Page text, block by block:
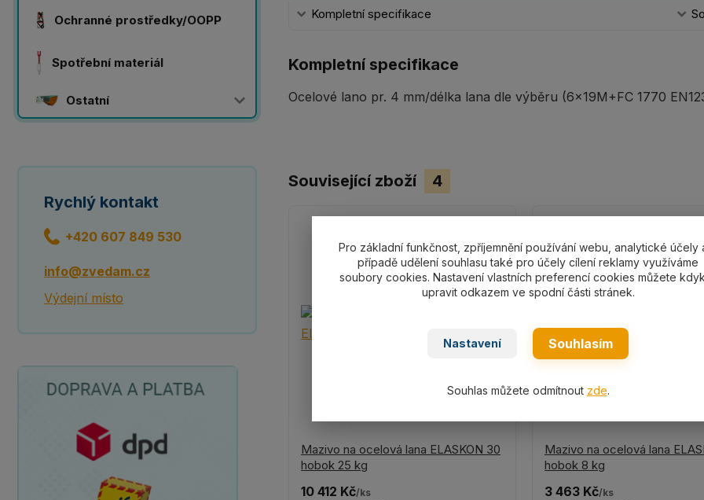
Ochranné prostředky/OOPP
Spotřební materiál
Ostatní
Rychlý kontakt
+420 607 849 530
info@zvedam.cz
Výdejní místo
Kompletní specifikace
Kompletní specifikace
Ocelové lano pr. 4 mm/délka lana dle výběru (6x19M+FC 1770
Související zboží 4
Mazivo na ocelová lana ELASKON 30
hobok 25 kg
10 412 Kč/ks
Mazivo na ocelová lana
hobok 8 kg
3 463 Kč/ks
Pro základní funkčnost, zpříjemnění používání webu, analytické účely
případě udělení souhlasu také pro účely cílení reklamy využíváme
soubory cookies. Nastavení vlastních preferencí cookies můžete
upravit odkazem ve spodní části stránek.
Nastavení Souhlasím
Souhlas můžete odmítnout zde.